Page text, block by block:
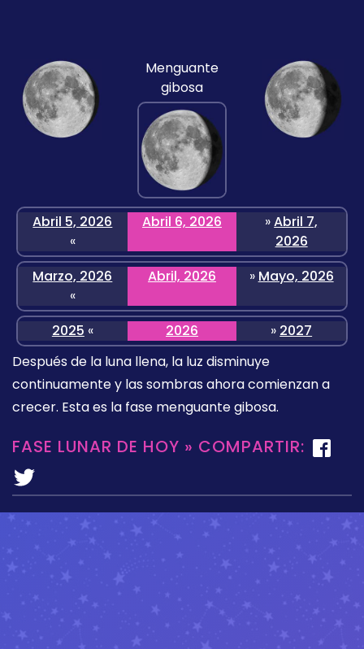
Menguante
gibosa
Abril 5, 2026
«
Abril 6, 2026 »Abril 7,
2026
Marzo, 2026
«
Abril, 2026 » Mayo, 2026
2025 « 2026 » 2027
Después de la luna llena, la luz disminuye
continuamente y las sombras ahora comienzan a
crecer. Esta es la fase menguante gibosa.
FASE LUNAR DE HOY » COMPARTIR: